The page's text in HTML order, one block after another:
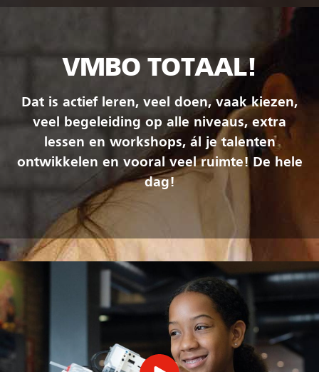
VMBO TOTAAL!
Dat is actief leren, veel doen, vaak kiezen,
veel begeleiding op alle niveaus, extra
lessen en workshops, ál je talenten
ontwikkelen en vooral veel ruimte! De hele
dag!